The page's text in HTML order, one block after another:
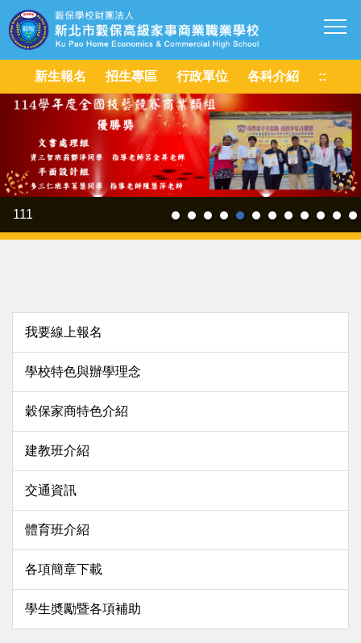
跳
到
主
容
新生報名 招生專區 行政單位 各科介紹 ::
111
我要線上報名
學校特色與辦學理念
穀保家商特色介紹
建教班介紹
交通資訊
體育班介紹
各項簡章下載
學生奬勵暨各項補助